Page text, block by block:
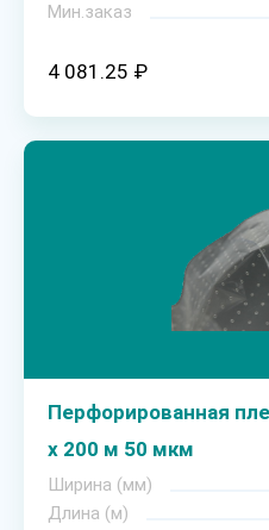
Мин.заказ
4 081.25 ₽
Перфорированная
х 200 м 50 мкм
Ширина (мм)
Длина (м)